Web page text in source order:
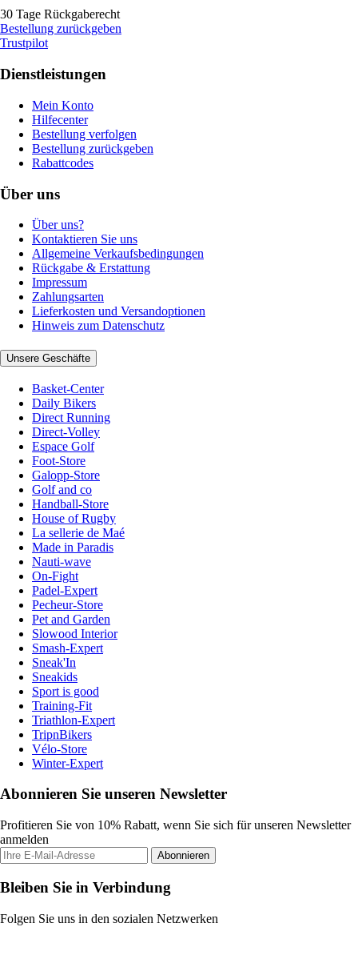
30 Tage Rückgaberecht
Bestellung zurückgeben
Trustpilot
Dienstleistungen
Mein Konto
Hilfecenter
Bestellung verfolgen
Bestellung zurückgeben
Rabattcodes
Über uns
Über uns?
Kontaktieren Sie uns
Allgemeine Verkaufsbedingungen
Rückgabe & Erstattung
Impressum
Zahlungsarten
Lieferkosten und Versandoptionen
Hinweis zum Datenschutz
Unsere Geschäfte
Basket-Center
Daily Bikers
Direct Running
Direct-Volley
Espace Golf
Foot-Store
Galopp-Store
Golf and co
Handball-Store
House of Rugby
La sellerie de Maé
Made in Paradis
Nauti-wave
On-Fight
Padel-Expert
Pecheur-Store
Pet and Garden
Slowood Interior
Smash-Expert
Sneak'In
Sneakids
Sport is good
Training-Fit
Triathlon-Expert
TripnBikers
Vélo-Store
Winter-Expert
Abonnieren Sie unseren Newsletter
Profitieren Sie von 10% Rabatt, wenn Sie sich für unseren Newsletter
anmelden
Abonnieren
Bleiben Sie in Verbindung
Folgen Sie uns in den sozialen Netzwerken